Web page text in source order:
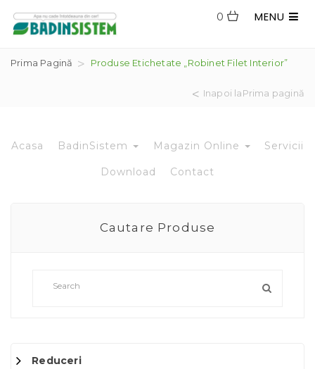
MENU
0
Prima Pagină Produse Etichetate „robinet Filet Interior”
Inapoi laPrima pagină
Acasa BadinSistem Magazin Online Servicii
Download Contact
Cautare Produse
Reduceri